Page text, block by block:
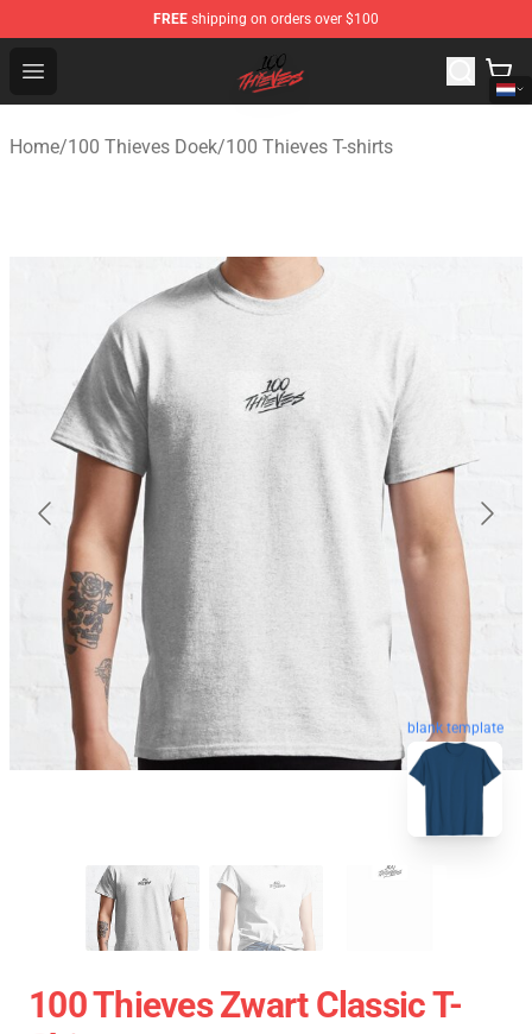
FREE shipping on orders over $100
Open menu
100 Thieves Shop - Official 100 Thieves Merchandise
Home/100 Thieves Doek/100 Thieves T-shirts
blank template
100 Thieves Zwart Classic T-